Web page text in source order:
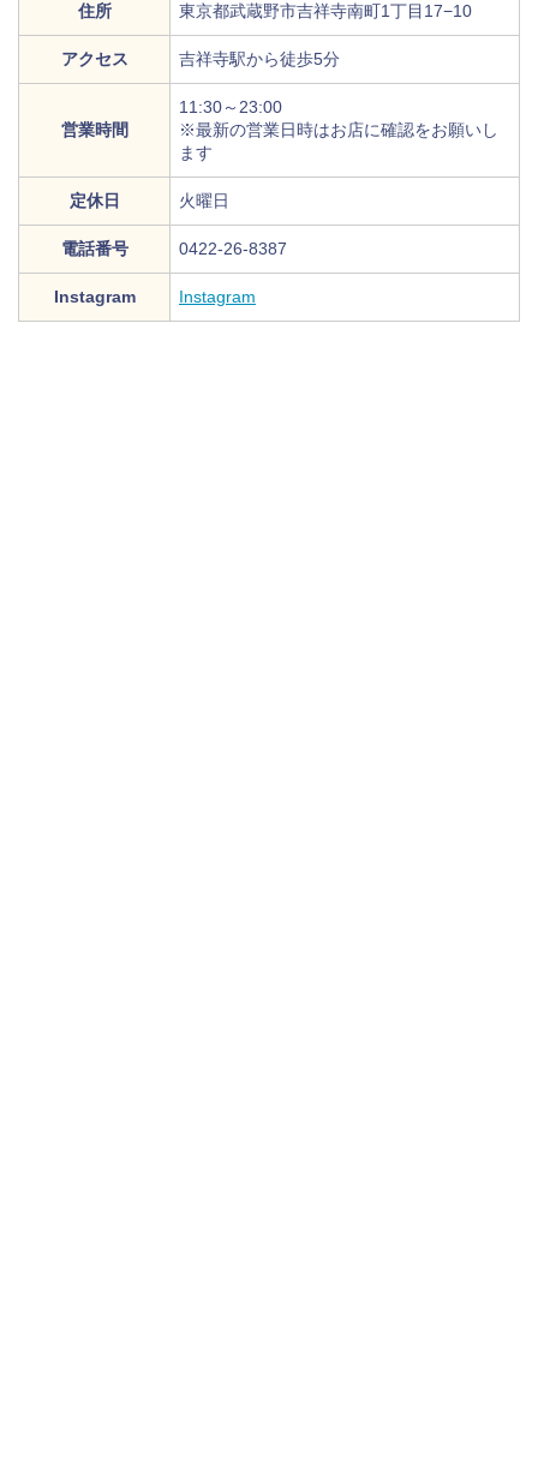
住所 東京都武蔵野市吉祥寺南町1丁目17−10
アクセス 吉祥寺駅から徒歩5分
営業時間
11:30～23:00
※最新の営業日時はお店に確認をお願いし
ます
定休日 火曜日
電話番号 0422-26-8387
Instagram Instagram